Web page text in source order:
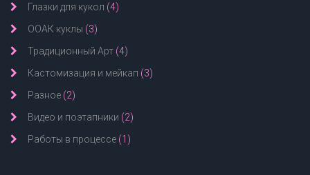
Глазки для кукол (4)
ООАК куклы (3)
Традиционный Арт (4)
Кастомизация и мейкап (3)
Разное (2)
Видео и поэтапники (2)
Работы в процессе (1)